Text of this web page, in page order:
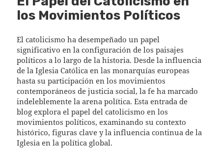
los Movimientos Políticos
El catolicismo ha desempeñado un papel
significativo en la configuración de los paisajes
políticos a lo largo de la historia. Desde la influencia
de la Iglesia Católica en las monarquías europeas
hasta su participación en los movimientos
contemporáneos de justicia social, la fe ha marcado
indeleblemente la arena política. Esta entrada de
blog explora el papel del catolicismo en los
movimientos políticos, examinando su contexto
histórico, figuras clave y la influencia continua de la
Iglesia en la política global.